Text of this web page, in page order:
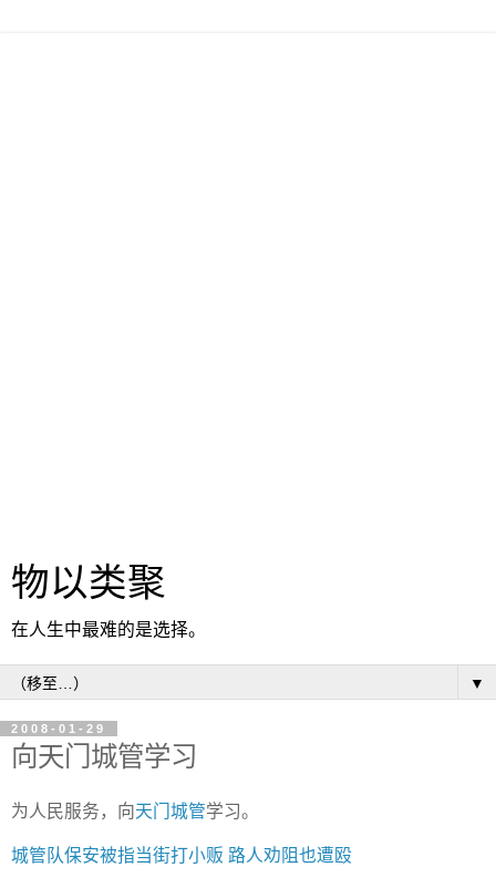
物以类聚
在人生中最难的是选择。
▼
2008-01-29
向天门城管学习
为人民服务，向天门城管学习。
城管队保安被指当街打小贩 路人劝阻也遭殴